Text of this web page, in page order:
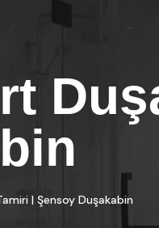
| Şensoy Duşakabin